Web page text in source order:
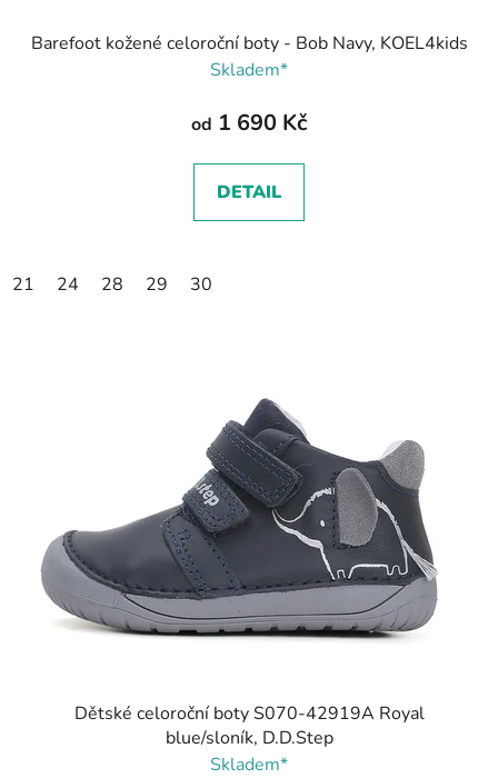
Barefoot kožené celoroční boty - Bob Navy, KOEL4kids
Skladem*
od 1 690 Kč
DETAIL
21 24 28 29 30
Dětské celoroční boty S070-42919A Royal
blue/sloník, D.D.Step
Skladem*